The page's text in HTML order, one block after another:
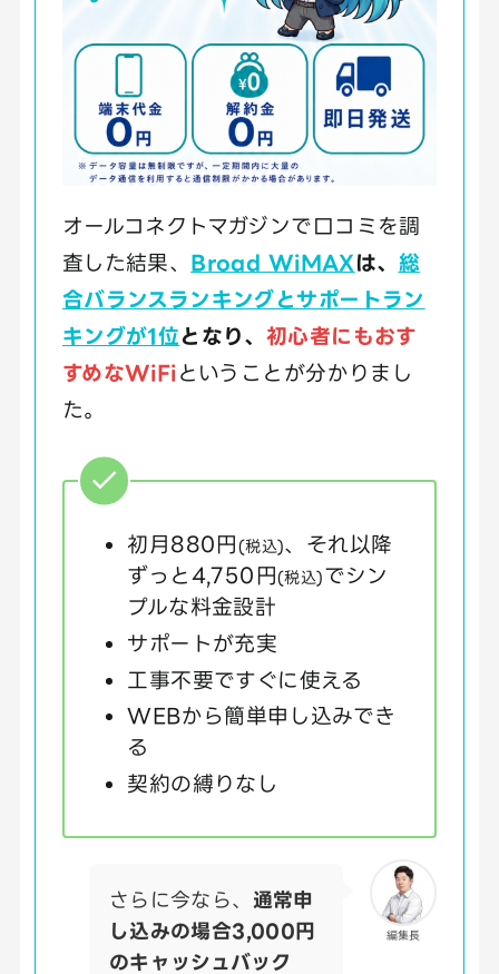
オールコネクトマガジンで口コミを調
査した結果、 Broad WiMAXは、 総
合バランスランキングとサポートラン
キングが1位となり、 初心者にもおす
すめなWiFiということが分かりまし
た。
初月880円 (税込)、それ以降
ずっと4,750円(税込) でシン
プルな料金設計
サポートが充実
工事不要ですぐに使える
WEBから簡単申し込みでき
る
契約の縛りなし
編集長
さらに今なら、 通常申
し込みの場合3,000円
のキャッシュバック